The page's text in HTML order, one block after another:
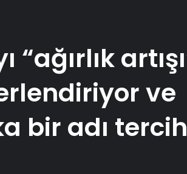
“ağırlık
ve
bir adı tercih